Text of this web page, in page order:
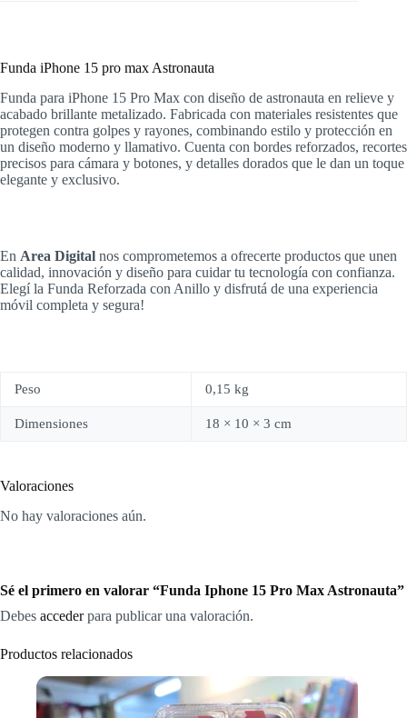
Funda iPhone 15 pro max Astronauta
Funda para iPhone 15 Pro Max con diseño de astronauta en relieve y
acabado brillante metalizado. Fabricada con materiales resistentes que
protegen contra golpes y rayones, combinando estilo y protección en
un diseño moderno y llamativo. Cuenta con bordes reforzados, recortes
precisos para cámara y botones, y detalles dorados que le dan un toque
elegante y exclusivo.
En Area Digital nos comprometemos a ofrecerte productos que unen
calidad, innovación y diseño para cuidar tu tecnología con confianza.
Elegí la Funda Reforzada con Anillo y disfrutá de una experiencia
móvil completa y segura!
Peso 0,15 kg
Dimensiones 18 × 10 × 3 cm
Valoraciones
No hay valoraciones aún.
Sé el primero en valorar “Funda Iphone 15 Pro Max Astronauta”
Debes accederpara publicar una valoración.
Productos relacionados